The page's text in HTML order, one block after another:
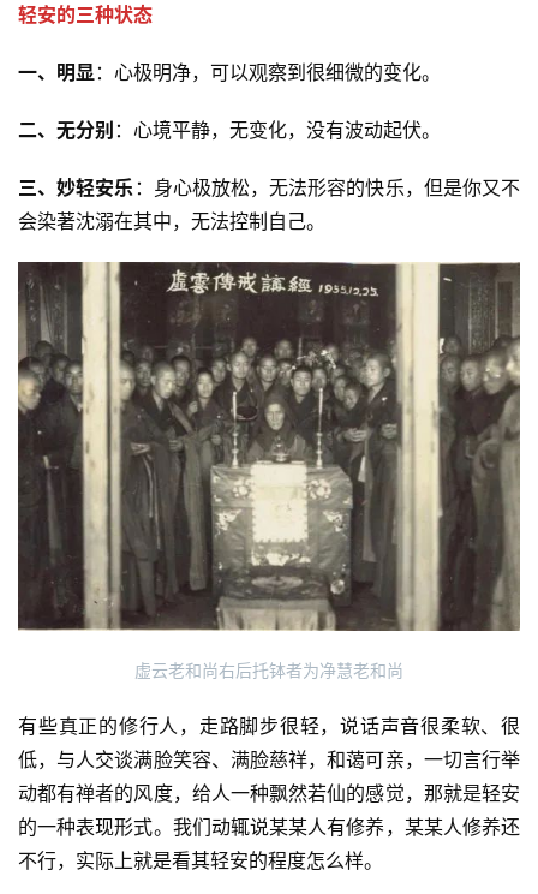
轻安的三种状态
一、 明显：心极明净，可以观察到很细微的变化。
二、 无分别 ：心境平静，无变化，没有波动起伏。
三、妙轻安乐 ：身心极放松，无法形容的快乐，但是你又不
会染著沈溺在其中，无法控制自己。
虚云老和尚右后托钵者为净慧老和尚
有些真正的修行人，走路脚步很轻，说话声音很柔软、很
低，与人交谈满脸笑容、满脸慈祥，和蔼可亲，一切言行举
动都有禅者的风度，给人一种飘然若仙的感觉，那就是轻安
的一种表现形式。我们动辄说某某人有修养，某某人修养还
不行，实际上就是看其轻安的程度怎么样。